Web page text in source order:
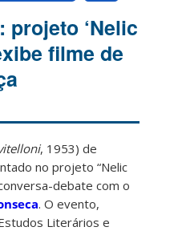
‘Nelic
filme de
, 1953) de
no projeto “Nelic
debate com o
. O evento,
Literários e